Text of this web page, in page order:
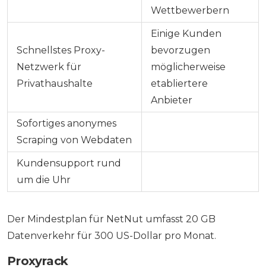
Wettbewerbern
Schnellstes Proxy-
Netzwerk für
Privathaushalte
Einige Kunden
bevorzugen
möglicherweise
etabliertere
Anbieter
Sofortiges anonymes
Scraping von Webdaten
Kundensupport rund
um die Uhr
Der Mindestplan für NetNut umfasst 20 GB
Datenverkehr für 300 US-Dollar pro Monat.
Proxyrack